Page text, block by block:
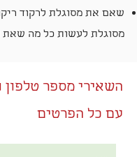
שאם את מסוגלת לרקוד
מסוגלת לעשות כל מה שאת
השאירי מספר טלפון
עם כל הפרטים